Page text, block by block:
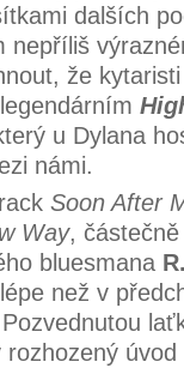
dalších
nepříliš
že
u Dylana
námi.
Soon After
Way,
bluesmana
než v
rozhozený